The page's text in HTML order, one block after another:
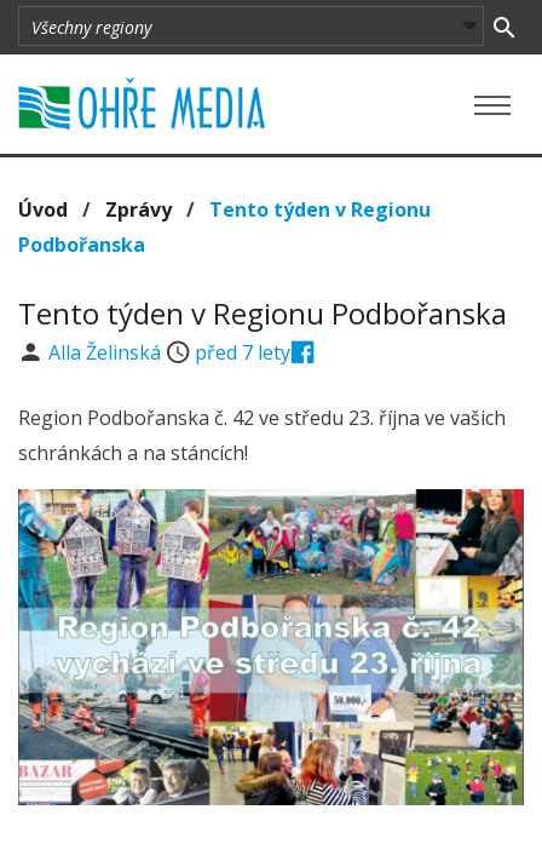
Úvod / Zprávy/ Tento týden v Regionu
Podbořanska
Tento týden v Regionu Podbořanska
Alla Želinská před 7 lety
Region Podbořanska č. 42 ve středu 23. října ve vašich
schránkách a na stáncích!